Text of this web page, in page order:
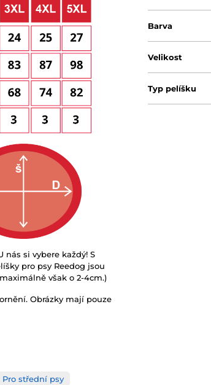
si vybere každý! S
pro psy Reedog jsou
však o 2-4cm.)
Obrázky mají pouze
Pro střední psy
Barva
Velikost
Typ pelíšku